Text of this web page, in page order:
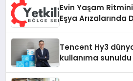
Evin Yaşam
Eşya Arızalarında
Tencent Hy3
kullanıma sunuldu